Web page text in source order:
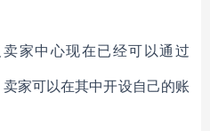
家中心现在已经可以通过
家可以在其中开设自己的账